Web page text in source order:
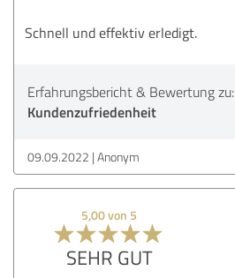
Schnell und effektiv erledigt.
Erfahrungsbericht & Bewertung zu:
Kundenzufriedenheit
09.09.2022 Anonym
5,00 von 5
SEHR GUT